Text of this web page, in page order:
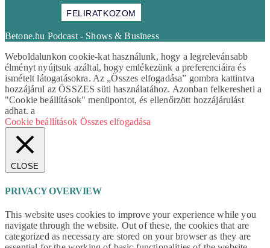
Betone.hu Podcast - Shows & Business
Weboldalunkon cookie-kat használunk, hogy a legrelevánsabb
élményt nyújtsuk azáltal, hogy emlékezünk a preferenciáira és
ismételt látogatásokra. Az „Összes elfogadása” gombra kattintva
hozzájárul az ÖSSZES süti használatához. Azonban felkeresheti a
"Cookie beállítások" menüpontot, és ellenőrzött hozzájárulást
adhat. a
Cookie beállítások Összes elfogadása
CLOSE
PRIVACY OVERVIEW
This website uses cookies to improve your experience while you
navigate through the website. Out of these, the cookies that are
categorized as necessary are stored on your browser as they are